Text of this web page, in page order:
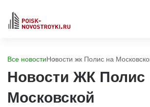
Все новостиНовости жк Полис на
Новости ЖК Полис
Московской